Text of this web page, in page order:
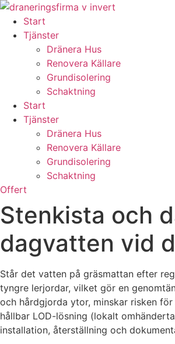
Skip
content
Start
Tjänster
Dränera Hus
Renovera Källare
Grundisolering
Schaktning
Start
Tjänster
Dränera Hus
Renovera Källare
Grundisolering
Schaktning
Offert
Stenkista och
dagvatten vid
Står det vatten på gräsmattan efter
tyngre lerjordar, vilket gör en
och hårdgjorda ytor, minskar risken
hållbar LOD-lösning (lokalt
installation, återställning och